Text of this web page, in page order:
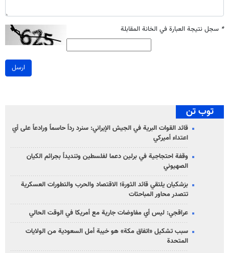
* سجل نتيجة العبارة في الخانة المقابلة
ارسل
توب تن
قائد القوات البرية في الجيش الإيراني: سنرد رداً حاسماً ورادعاً على أي
اعتداء أميركي
وقفة احتجاجية في برلين دعما لفلسطين وتنديداً بجرائم الكيان
الصهیوني
بزشكيان يلتقي قائد الثورة؛ الاقتصاد والحرب والتطورات العسكرية
تتصدر محاور المباحثات
عراقجي: ليس أي مفاوضات جارية مع أمريكا في الوقت الحالي
سبب تشكيل «اتفاق مكة» هو خيبة أمل السعودية من الولايات
المتحدة